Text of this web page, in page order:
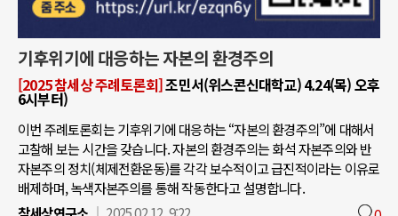
기후위기에 대응하는 자본의 환경주의
[2025 참세상 주례토론회]조민서(위스콘신대학교) 4.24(목) 오후
6시부터)
이번 주례토론회는 기후위기에 대응하는 “자본의 환경주의”에 대해서
고찰해 보는 시간을 갖습니다. 자본의 환경주의는 화석 자본주의와 반
자본주의 정치(체제전환운동)를 각각 보수적이고 급진적이라는 이유로
배제하며, 녹색자본주의를 통해 작동한다고 설명합니다.